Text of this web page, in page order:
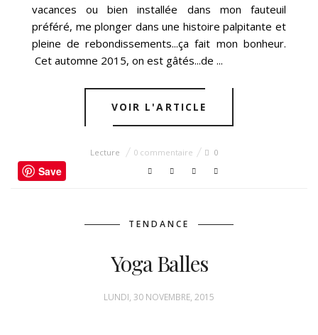
vacances ou bien installée dans mon fauteuil
préféré, me plonger dans une histoire palpitante et
pleine de rebondissements...ça fait mon bonheur.
Cet automne 2015, on est gâtés...de ...
VOIR L'ARTICLE
Lecture 0 commentaire 0
Save
TENDANCE
Yoga Balles
LUNDI, 30 NOVEMBRE, 2015